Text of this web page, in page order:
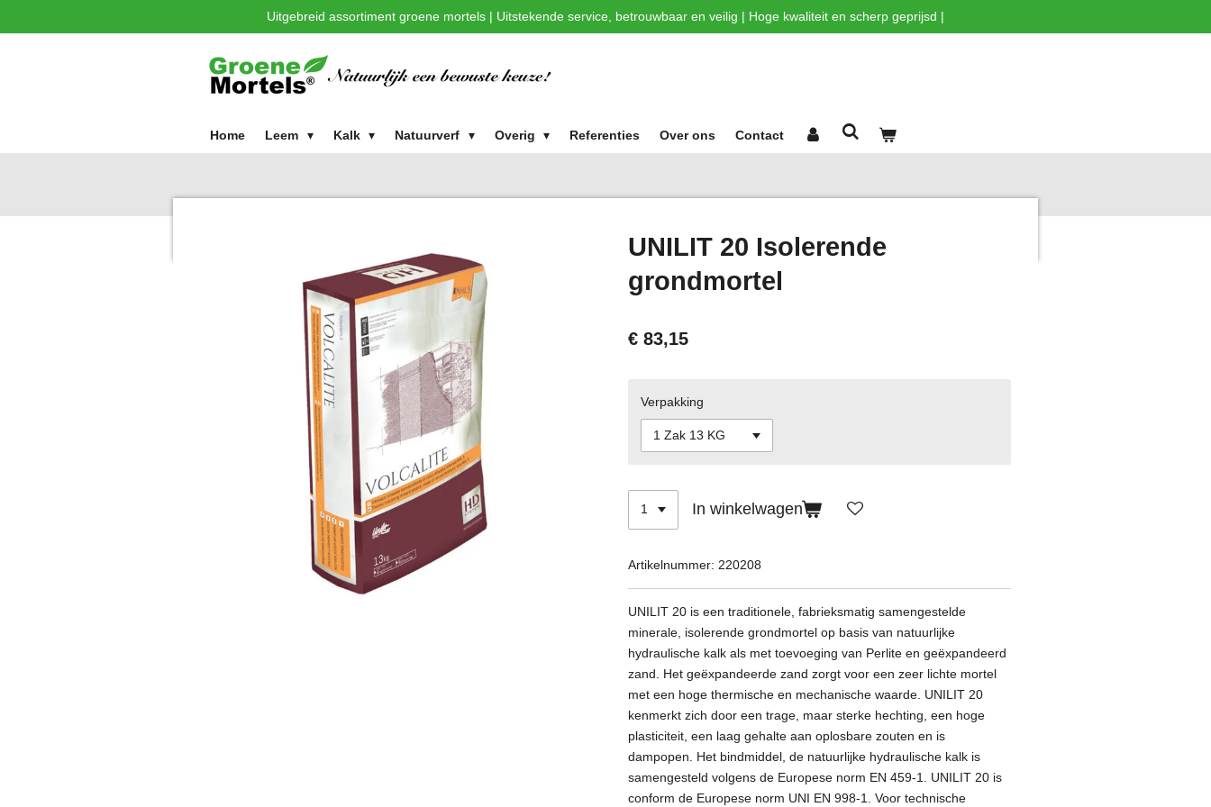
Uitgebreid assortiment groene mortels | Uitstekende service, betrouwbaar en veilig | Hoge kwaliteit en scherp geprijsd |
Home Leem Kalk Natuurverf Overig Referenties Over ons Contact
UNILIT 20 Isolerende
grondmortel
€ 83,15
Verpakking
In winkelwagen
Artikelnummer: 220208
UNILIT 20 is een traditionele, fabrieksmatig samengestelde
minerale, isolerende grondmortel op basis van natuurlijke
hydraulische kalk als met toevoeging van Perlite en geëxpandeerd
zand. Het geëxpandeerde zand zorgt voor een zeer lichte mortel
met een hoge thermische en mechanische waarde. UNILIT 20
kenmerkt zich door een trage, maar sterke hechting, een hoge
plasticiteit, een laag gehalte aan oplosbare zouten en is
dampopen. Het bindmiddel, de natuurlijke hydraulische kalk is
samengesteld volgens de Europese norm EN 459-1. UNILIT 20 is
conform de Europese norm UNI EN 998-1. Voor technische